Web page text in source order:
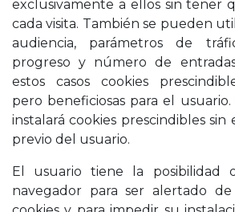
exclusivamente a ellos sin tener
cada visita. También se pueden
audiencia, parámetros de
progreso y número de
estos casos cookies
pero beneficiosas para el
instalará cookies prescindibles
previo del usuario.
El usuario tiene la posibilidad
navegador para ser alertado